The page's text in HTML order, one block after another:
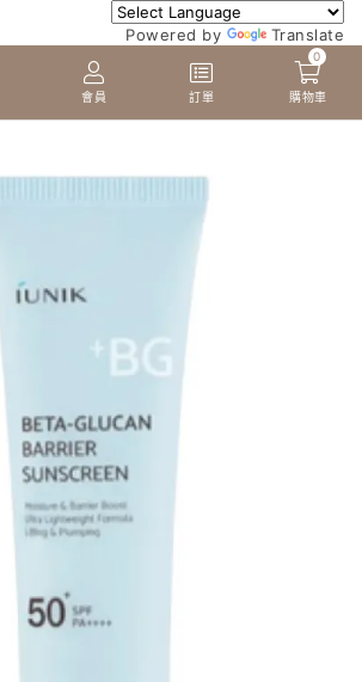
Powered by Translate
會員 訂單
0
購物車